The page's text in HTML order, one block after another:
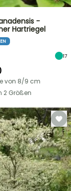
-
Hartriegel
17
von 8/9 cm
2 Größen